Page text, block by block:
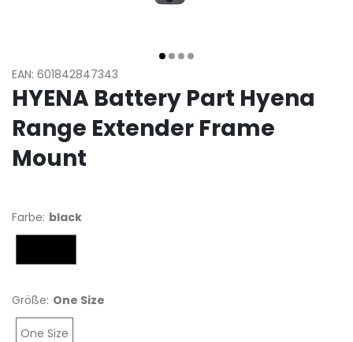
EAN: 601842847343
HYENA Battery Part Hyena
Range Extender Frame
Mount
Farbe: black
Größe: One Size
One Size